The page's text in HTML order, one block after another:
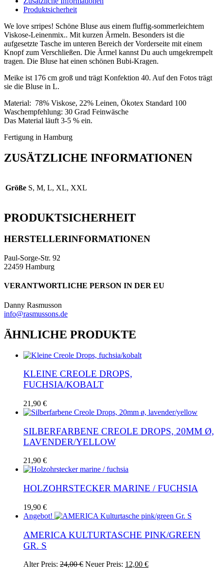
Produktsicherheit
We love srripes! Schöne Bluse aus einem fluffig-sommerleichtem
Viskose-Leinenmix.. Mit kurzen Ärmeln. Besonders ist die
aufgesetzte Tasche im unteren Bereich der Vorderseite mit einem
Knopf zum Verschließen. Die Ärmel kannst Du auch umgekrempelt
tragen. Die Bluse hat einen schönen Bubi-Kragen.
Meike ist 176 cm groß und trägt Konfektion 40. Auf den Fotos trägt
sie die Bluse in L.
Material: 78% Viskose, 22% Leinen, Ökotex Standard 100
Waschempfehlung: 30 Grad Feinwäsche
Das Material läuft 3-5 % ein.
Fertigung in Hamburg
ZUSÄTZLICHE INFORMATIONEN
Größe S, M, L, XL, XXL
PRODUKTSICHERHEIT
HERSTELLERINFORMATIONEN
Paul-Sorge-Str. 92
22459 Hamburg
VERANTWORTLICHE PERSON IN DER EU
Danny Rasmusson
info@rasmussons.de
ÄHNLICHE PRODUKTE
KLEINE CREOLE DROPS,
FUCHSIA/KOBALT
21,90 €
SILBERFARBENE CREOLE DROPS, 20MM Ø,
LAVENDER/YELLOW
21,90 €
HOLZOHRSTECKER MARINE / FUCHSIA
19,90 €
Angebot!
AMERICA KULTURTASCHE PINK/GREEN
GR. S
Alter Preis: 24,00€ Ursprünglicher
Neuer Preis: 12,00 €Aktueller